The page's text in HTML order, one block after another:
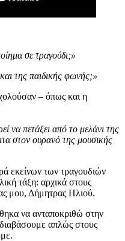
σε τραγούδι;»
της παιδικής φωνής;»
– όπως και η
να πετάξει από το μελάνι της
στον ουρανό της μουσικής
εκείνων των τραγουδιών
τάξη: αρχικά στους
μου, Δήμητρας Ηλιού.
να ανταποκριθώ στην
απλώς στους